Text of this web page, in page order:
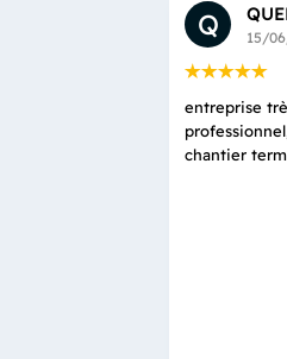
Q 15/
entreprise
chantier